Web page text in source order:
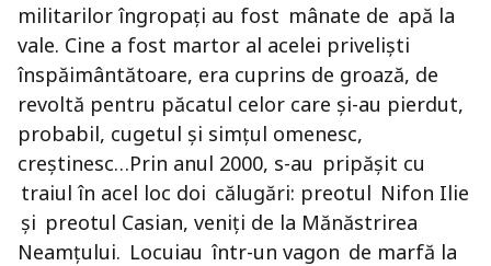
militarilor îngropați au fost mânate de apă la
vale. Cine a fost martor al acelei priveliști
înspăimântătoare, era cuprins de groază, de
revoltă pentru păcatul celor care și-au pierdut,
probabil, cugetul și simțul omenesc,
creștinesc…Prin anul 2000, s-au pripășit cu
traiul în acel loc doi călugări: preotul Nifon Ilie
și preotul Casian, veniți de la Mănăstrirea
Neamțului. Locuiau într-un vagon de marfă la